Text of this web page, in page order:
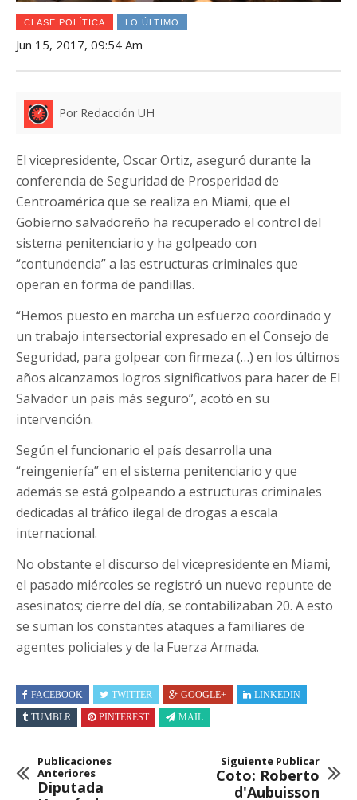
CLASE POLÍTICA LO ÚLTIMO
Jun 15, 2017, 09:54 Am
Por Redacción UH
El vicepresidente, Oscar Ortiz, aseguró durante la
conferencia de Seguridad de Prosperidad de
Centroamérica que se realiza en Miami, que el
Gobierno salvadoreño ha recuperado el control del
sistema penitenciario y ha golpeado con
“contundencia” a las estructuras criminales que
operan en forma de pandillas.
“Hemos puesto en marcha un esfuerzo coordinado y
un trabajo intersectorial expresado en el Consejo de
Seguridad, para golpear con firmeza (…) en los últimos
años alcanzamos logros significativos para hacer de El
Salvador un país más seguro”, acotó en su
intervención.
Según el funcionario el país desarrolla una
“reingeniería” en el sistema penitenciario y que
además se está golpeando a estructuras criminales
dedicadas al tráfico ilegal de drogas a escala
internacional.
No obstante el discurso del vicepresidente en Miami,
el pasado miércoles se registró un nuevo repunte de
asesinatos; cierre del día, se contabilizaban 20. A esto
se suman los constantes ataques a familiares de
agentes policiales y de la Fuerza Armada.
FACEBOOK TWITTER GOOGLE+
LINKEDIN
TUMBLR
PINTEREST MAIL
Publicaciones
Anteriores
Diputada
Siguiente Publicar
Coto: Roberto
d'Aubuisson